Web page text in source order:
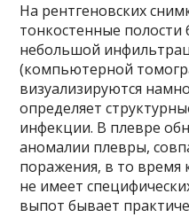
На рентгеновских
тонкостенные полости
небольшой
(компьютерной
визуализируются
определяет
инфекции. В плевре
аномалии плевры,
поражения, в то время
не имеет
выпот бывает